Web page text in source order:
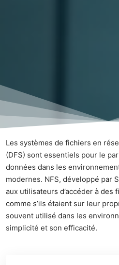
Les systèmes de fichiers en
(DFS) sont essentiels pour le
données dans les
modernes. NFS, développé par
aux utilisateurs d’accéder à des
comme s’ils étaient sur leur
souvent utilisé dans les
simplicité et son efficacité.